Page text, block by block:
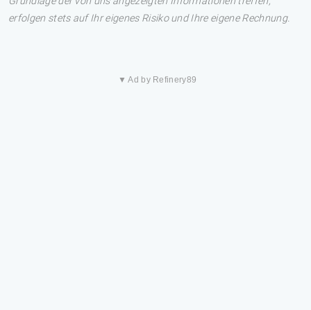
erfolgen stets auf Ihr eigenes Risiko und Ihre eigene Rechnung.
▼ Ad by Refinery89